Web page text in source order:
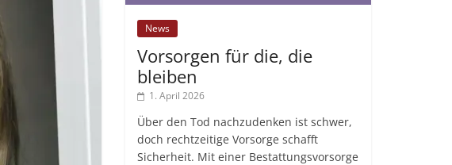
News
Vorsorgen für die, die
bleiben
1. April 2026
Über den Tod nachzudenken ist schwer,
doch rechtzeitige Vorsorge schafft
Sicherheit. Mit einer Bestattungsvorsorge